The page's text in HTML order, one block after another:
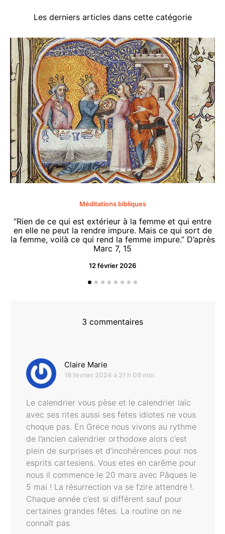
Les derniers articles dans cette catégorie
Méditations bibliques
“Rien de ce qui est extérieur à la femme et qui entre
en elle ne peut la rendre impure. Mais ce qui sort de
la femme, voilà ce qui rend la femme impure.” D’après
Marc 7, 15
12 février 2026
3 commentaires
Claire Marie
18 février 2024 à 21 h 09 min
Le calendrier vous pèse et le calendrier laïc
avec ses rites aussi ses fetes idiotes ne vous
choque pas. En Grėce nous vivons au rythme
de l’ancien calendrier orthodoxe alors c’est
plein de surprises et d’incohérences pour nos
esprits cartesiens. Vous etes en carême pour
nous il commence le 20 mars avec Pâques le
5 mai ! La résurrection va se fzire attendre !.
Chaque année c’est si différent sauf pour
certaines grandes fêtes. La routine on ne
connaît pas